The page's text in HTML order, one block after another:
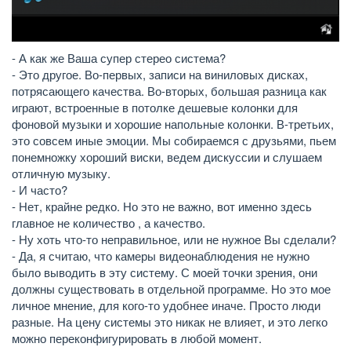
- А как же Ваша супер стерео система?
- Это другое. Во-первых, записи на виниловых дисках,
потрясающего качества. Во-вторых, большая разница как
играют, встроенные в потолке дешевые колонки для
фоновой музыки и хорошие напольные колонки. В-третьих,
это совсем иные эмоции. Мы собираемся с друзьями, пьем
понемножку хороший виски, ведем дискуссии и слушаем
отличную музыку.
- И часто?
- Нет, крайне редко. Но это не важно, вот именно здесь
главное не количество , а качество.
- Ну хоть что-то неправильное, или не нужное Вы сделали?
- Да, я считаю, что камеры видеонаблюдения не нужно
было выводить в эту систему. С моей точки зрения, они
должны существовать в отдельной программе. Но это мое
личное мнение, для кого-то удобнее иначе. Просто люди
разные. На цену системы это никак не влияет, и это легко
можно переконфигурировать в любой момент.